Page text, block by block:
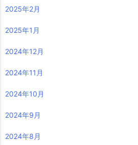
2025年2月
2025年1月
2024年12月
2024年11月
2024年10月
2024年9月
2024年8月